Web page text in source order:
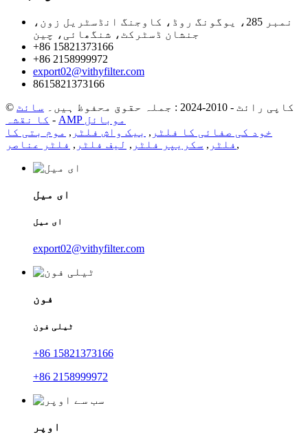
نمبر 285، یوگونگ روڈ، کاوجنگ انڈسٹریل زون،
جنشان ڈسٹرکٹ، شنگھائی، چین
+86 15821373166
+86 2158999972
export02@vithyfilter.com
8615821373166
© کاپی رائٹ - 2010-2024 : جملہ حقوق محفوظ ہیں۔
سائٹ
کا نقشہ -
AMP موبائل
خود کی صفائی کا فلٹر , بیک واش فلٹر , موم بتی کا
فلٹر , سکریپر فلٹر , لیف فلٹر , فلٹر عناصر ,
ای میل
ای میل
export02@vithyfilter.com
فون
ٹیلی فون
+86 15821373166
+86 2158999972
اوپر